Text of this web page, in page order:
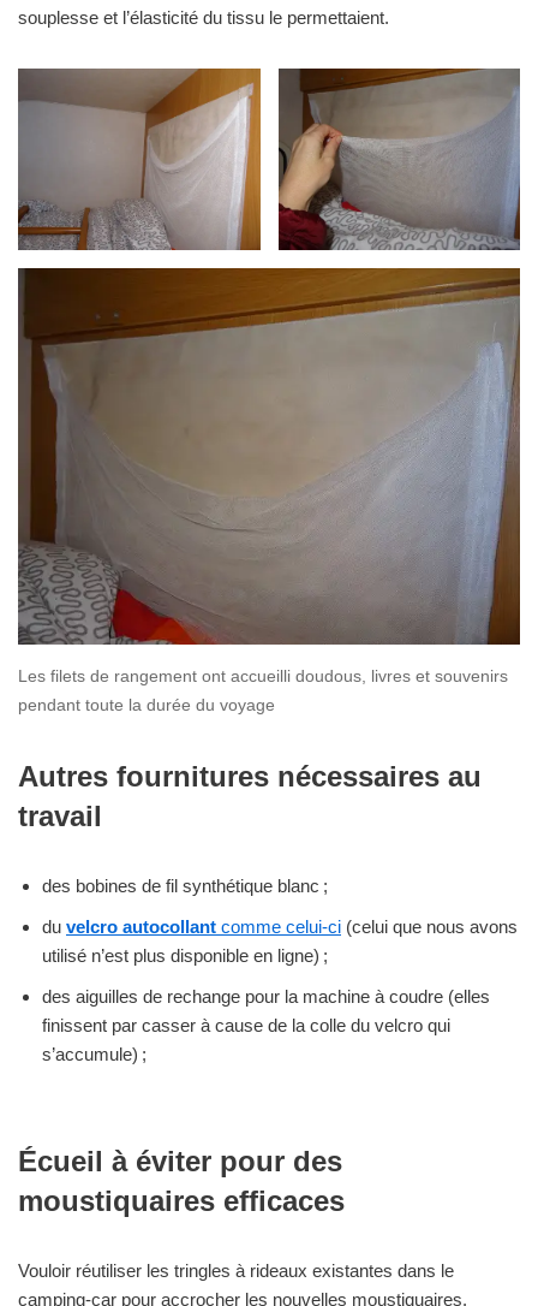
souplesse et l’élasticité du tissu le permettaient.
Les filets de rangement ont accueilli doudous, livres et souvenirs
pendant toute la durée du voyage
Autres fournitures nécessaires au
travail
des bobines de fil synthétique blanc ;
du velcro autocollant comme celui-ci (celui que nous avons
utilisé n’est plus disponible en ligne) ;
des aiguilles de rechange pour la machine à coudre (elles
finissent par casser à cause de la colle du velcro qui
s’accumule) ;
Écueil à éviter pour des
moustiquaires efficaces
Vouloir réutiliser les tringles à rideaux existantes dans le
camping-car pour accrocher les nouvelles moustiquaires.